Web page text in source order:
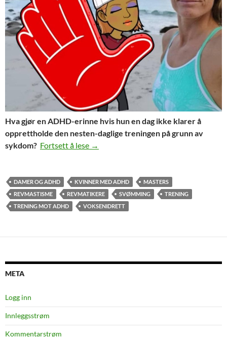
Hva gjør en ADHD-erinne hvis hun en dag ikke klarer å
opprettholde den nesten-daglige treningen på grunn av
sykdom? Fortsett å lese HJELP, hva gjør jeg hvis jeg ikke kan
→
DAMER OG ADHD KVINNER MED ADHD
MASTERS
REVMASTISME
REVMATIKERE SVØMMING
TRENING
TRENING MOT ADHD
VOKSENIDRETT
META
Logg inn
Innleggsstrøm
Kommentarstrøm